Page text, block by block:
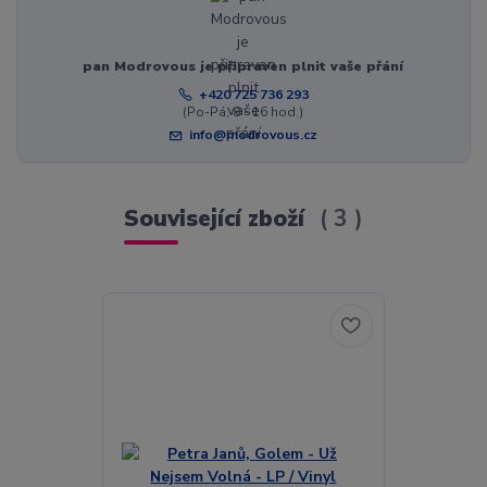
pan Modrovous je připraven plnit vaše přání
+420 725 736 293
(Po-Pá, 8 - 16 hod.)
info@modrovous.cz
Související zboží 3